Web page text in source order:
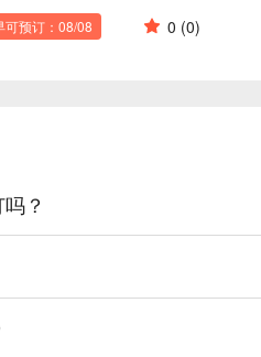
可预订：08/08 0 (0)
？